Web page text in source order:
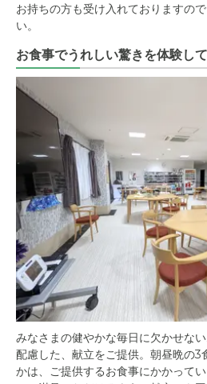
お持ちの方も受け入れておりますの
い。
お食事でうれしい驚きを体験し
みなさまの健やかな毎日に欠かせな
配慮した、献立をご提供。朝昼晩の3
かは、ご提供するお食事にかかって